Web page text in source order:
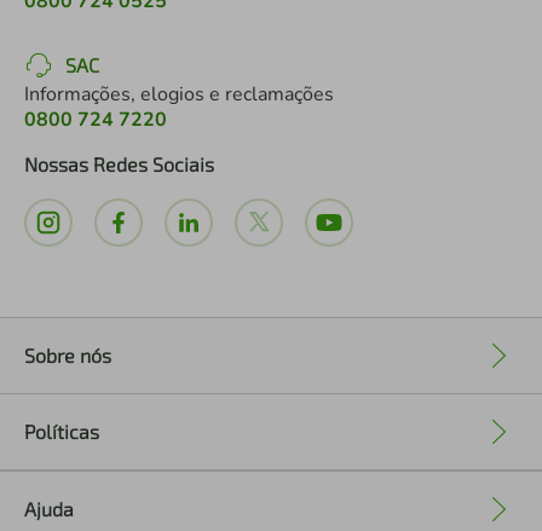
SAC
Informações, elogios e reclamações
0800 724 7220
Nossas Redes Sociais
Sobre nós
Políticas
Ajuda